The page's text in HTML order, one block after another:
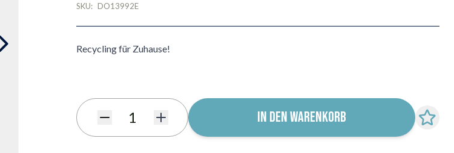
SKU: DO13992E
Recycling für Zuhause!
IN DEN WARENKORB